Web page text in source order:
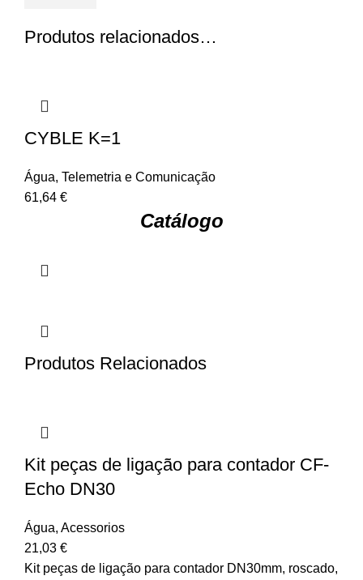
Produtos relacionados…
CYBLE K=1
Água, Telemetria e Comunicação
61,64 €
Catálogo
Produtos Relacionados
Kit peças de ligação para contador CF-
Echo DN30
Água, Acessorios
21,03 €
Kit peças de ligação para contador DN30mm, roscado,